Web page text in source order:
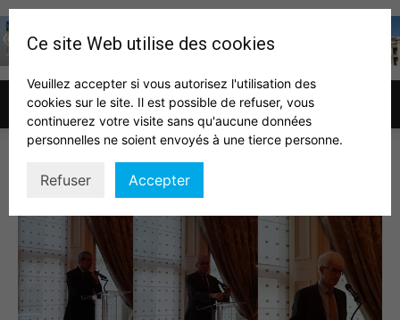
Association
auditeurs
Ambassade FR 1
Ce site Web utilise des cookies
Veuillez accepter si vous autorisez l'utilisation des
cookies sur le site. Il est possible de refuser, vous
continuerez votre visite sans qu'aucune données
personnelles ne soient envoyés à une tierce personne.
Refuser Accepter